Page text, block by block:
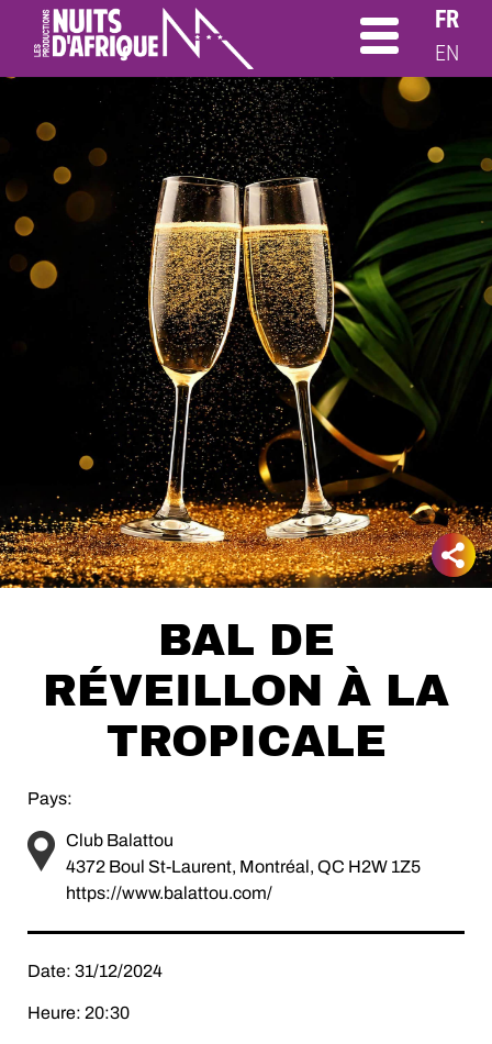
FR
EN
BAL DE
RÉVEILLON À LA
TROPICALE
Pays:
Club Balattou
4372 Boul St-Laurent, Montréal, QC H2W 1Z5
https://www.balattou.com/
Date: 31/12/2024
Heure: 20:30